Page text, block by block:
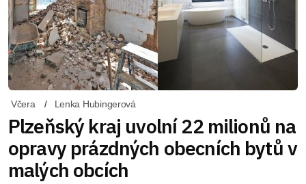
Včera Lenka Hubingerová
Plzeňský kraj uvolní 22 milionů na
opravy prázdných obecních bytů v
malých obcích